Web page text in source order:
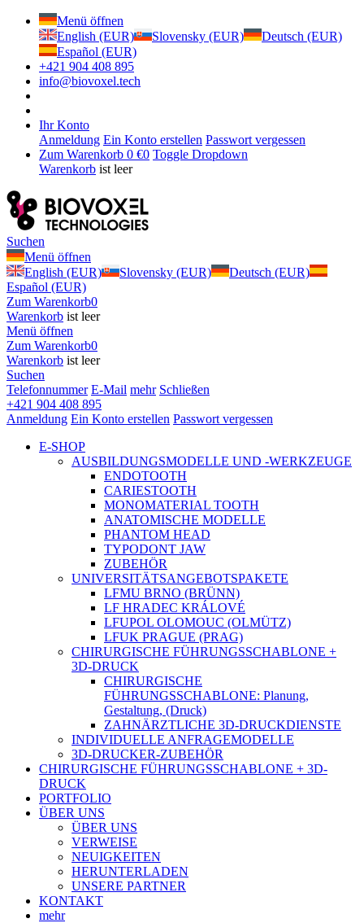
Menü öffnen
English (EUR)
Slovensky (EUR)
Deutsch (EUR)
Español (EUR)
+421 904 408 895
info@biovoxel.tech
Ihr Konto
Anmeldung Ein Konto erstellen Passwort vergessen
Zum Warenkorb 0 €0 Toggle Dropdown
Warenkorb ist leer
Suchen
Menü öffnen
English (EUR)
Slovensky (EUR)
Deutsch (EUR)
Español (EUR)
Zum Warenkorb0
Warenkorb ist leer
Menü öffnen
Zum Warenkorb0
Warenkorb ist leer
Suchen
Telefonnummer E-Mail mehr Schließen
+421 904 408 895
Anmeldung Ein Konto erstellen Passwort vergessen
E-SHOP
AUSBILDUNGSMODELLE UND -WERKZEUGE
ENDOTOOTH
CARIESTOOTH
MONOMATERIAL TOOTH
ANATOMISCHE MODELLE
PHANTOM HEAD
TYPODONT JAW
ZUBEHÖR
UNIVERSITÄTSANGEBOTSPAKETE
LFMU BRNO (BRÜNN)
LF HRADEC KRÁLOVÉ
LFUPOL OLOMOUC (OLMÜTZ)
LFUK PRAGUE (PRAG)
CHIRURGISCHE FÜHRUNGSSCHABLONE +
3D-DRUCK
CHIRURGISCHE
FÜHRUNGSSCHABLONE: Planung,
Gestaltung, (Druck)
ZAHNÄRZTLICHE 3D-DRUCKDIENSTE
INDIVIDUELLE ANFRAGEMODELLE
3D-DRUCKER-ZUBEHÖR
CHIRURGISCHE FÜHRUNGSSCHABLONE + 3D-
DRUCK
PORTFOLIO
ÜBER UNS
ÜBER UNS
VERWEISE
NEUIGKEITEN
HERUNTERLADEN
UNSERE PARTNER
KONTAKT
mehr